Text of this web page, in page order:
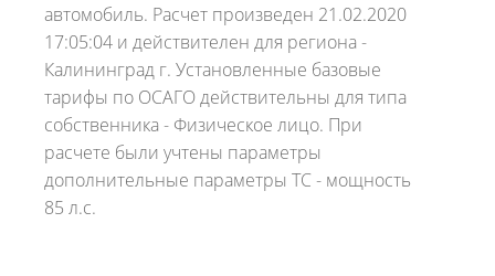
автомобиль. Расчет произведен 21.02.2020
17:05:04 и действителен для региона -
Калининград г. Установленные базовые
тарифы по ОСАГО действительны для типа
собственника - Физическое лицо. При
расчете были учтены параметры
дополнительные параметры ТС - мощность
85 л.с.